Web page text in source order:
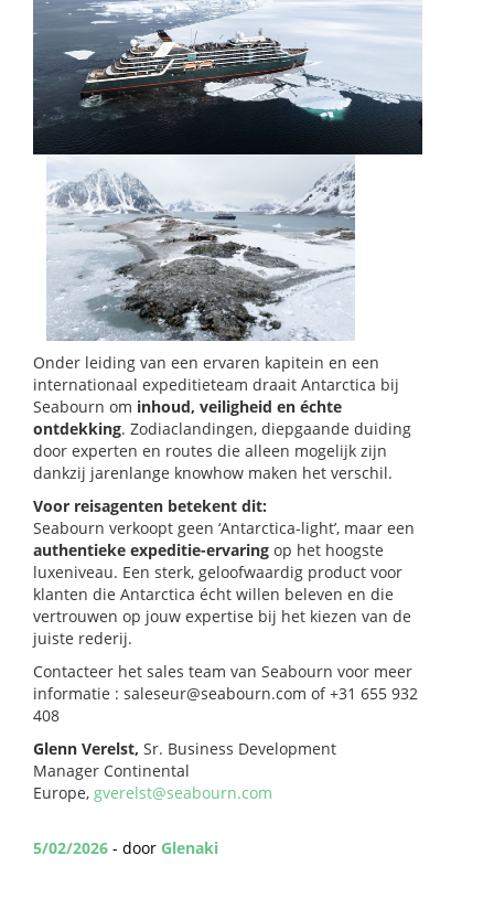
Onder leiding van een ervaren kapitein en een
internationaal expeditieteam draait Antarctica bij
Seabourn om inhoud, veiligheid en échte
ontdekking. Zodiaclandingen, diepgaande duiding
door experten en routes die alleen mogelijk zijn
dankzij jarenlange knowhow maken het verschil.
Voor reisagenten betekent dit:
Seabourn verkoopt geen ‘Antarctica-light’, maar een
authentieke expeditie-ervaring op het hoogste
luxeniveau. Een sterk, geloofwaardig product voor
klanten die Antarctica écht willen beleven en die
vertrouwen op jouw expertise bij het kiezen van de
juiste rederij.
Contacteer het sales team van Seabourn voor meer
informatie : saleseur@seabourn.com of +31 655 932
408
Glenn Verelst, Sr. Business Development
Manager Continental
Europe, gverelst@seabourn.com
5/02/2026 - door Glenaki